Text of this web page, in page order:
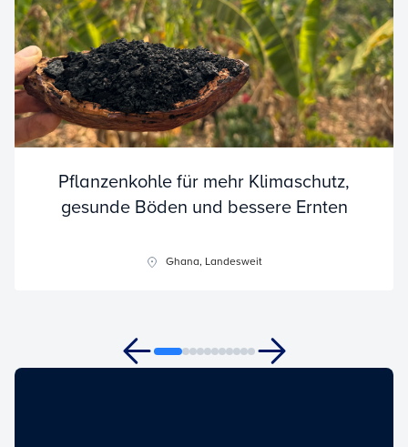
Pflanzenkohle für mehr Klimaschutz,
gesunde Böden und bessere Ernten
Ghana, Landesweit